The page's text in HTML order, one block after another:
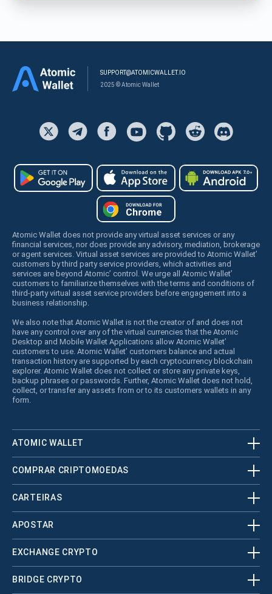
SUPPORT@ATOMICWALLET.IO
2025 © Atomic Wallet
Atomic Wallet does not provide any virtual asset services or any
financial services, nor does provide any advisory, mediation, brokerage
or agent services. Virtual asset services are provided to Atomic Wallet’
customers by third party service providers, which activities and
services are beyond Atomic’ control. We urge all Atomic Wallet’
customers to familiarize themselves with the terms and conditions of
third-party virtual asset service providers before engagement into a
business relationship.
We also note that Atomic Wallet is not the creator of and does not
have any control over any of the virtual currencies that the Atomic
Desktop and Mobile Wallet Applications allow Atomic Wallet’
customers to use. Atomic Wallet’ customers balance and actual
transaction history are supported by each cryptocurrency blockchain
explorer. Atomic Wallet does not collect or store any private keys,
backup phrases or passwords. Further, Atomic Wallet does not hold,
collect, or transfer any assets from or to its customers wallets in any
form.
ATOMIC WALLET
COMPRAR CRIPTOMOEDAS
CARTEIRAS
APOSTAR
EXCHANGE CRYPTO
BRIDGE CRYPTO